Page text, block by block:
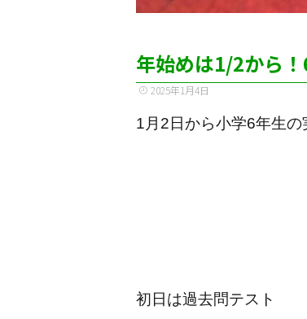
年始めは1/2から
2025年1月4日
1月2日から小学6年生の
初日は過去問テスト